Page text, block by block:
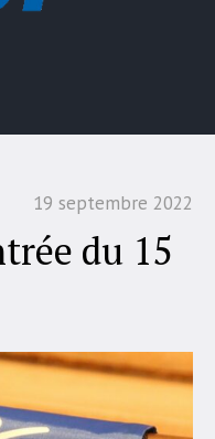
19 septembre 2022
du 15